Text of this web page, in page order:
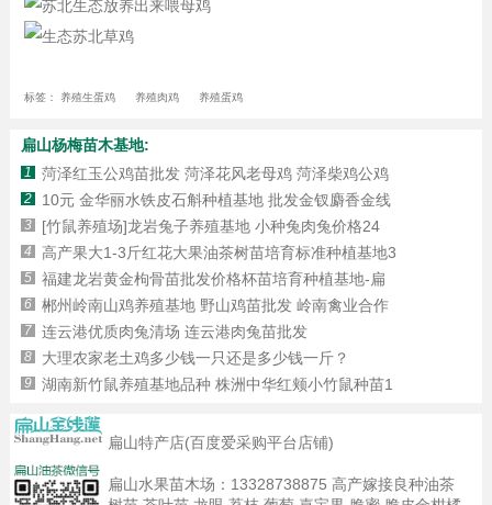
标签： 养殖生蛋鸡 养殖肉鸡 养殖蛋鸡
扁山杨梅苗木基地:
1 菏泽红玉公鸡苗批发 菏泽花风老母鸡 菏泽柴鸡公鸡
2 10元 金华丽水铁皮石斛种植基地 批发金钗麝香金线
3 [竹鼠养殖场]龙岩兔子养殖基地 小种兔肉兔价格24
4 高产果大1-3斤红花大果油茶树苗培育标准种植基地3
5 福建龙岩黄金枸骨苗批发价格杯苗培育种植基地-扁
6 郴州岭南山鸡养殖基地 野山鸡苗批发 岭南禽业合作
7 连云港优质肉兔清场 连云港肉兔苗批发
8 大理农家老土鸡多少钱一只还是多少钱一斤？
9 湖南新竹鼠养殖基地品种 株洲中华红颊小竹鼠种苗1
扁山特产店(百度爱采购平台店铺)
扁山水果苗木场： 13328738875 高产嫁接良种油茶